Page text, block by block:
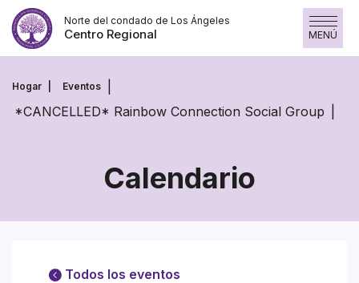
Saltar
contenido
Norte del condado de Los Ángeles
Centro Regional MENÚ
Hogar Eventos
*CANCELLED* Rainbow Connection Social Group
Calendario
Todos los eventos